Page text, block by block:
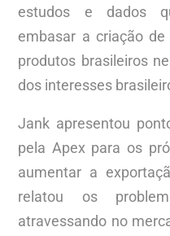
estudos e dados
embasar a criação
produtos brasileiros
dos interesses
Jank apresentou
pela Apex para os
aumentar a
relatou os
atravessando no